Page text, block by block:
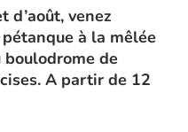
d’août, venez
à la mêlée
de
A partir de 12